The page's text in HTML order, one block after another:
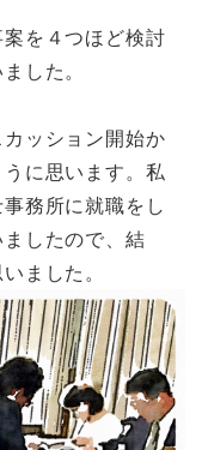
を４つほど検討
した。
ッション開始か
に思います。私
務所に就職をし
したので、結
ました。